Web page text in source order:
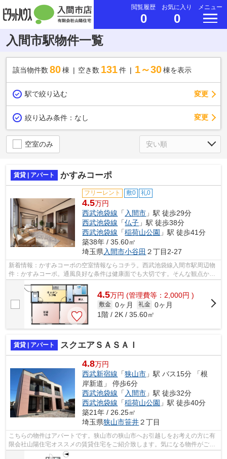
閲覧履歴
0
お気に入り
0
メニュー
入間市駅物件一覧
該当物件数 80棟 空き数 131 件 1～30 棟を表示
駅で絞り込む 変更
絞り込み条件： なし 変更
空室のみ
賃貸 | アパート かすみコーポ
フリーレント 敷0 礼0
4.5万円
西武池袋線 「 入間市 」駅 徒歩29分
西武池袋線 「仏子 」駅 徒歩38分
西武池袋線 「稲荷山公園 」駅 徒歩41分
築38年 / 35.60㎡
埼玉県入間市小谷田 ２丁目2-27
新着情報：かすみコーポの空室情報ならコチラ。西武池袋線入間市駅周辺物
件：かすみコーポ。通風良好な条件は健康面でも大切です。そんな観点から
もおすすめのアパートをご提供します...
4.5万円 (管理費等：2,000円 )
敷金 0ヶ月 礼金 0ヶ月
1階 / 2K / 35.60㎡
賃貸 | アパート スクエアＳＡＳＡＩ
4.8万円
西武新宿線 「狭山市 」駅 バス15分 「根
岸新道」 停歩6分
西武池袋線 「 入間市 」駅 徒歩32分
西武池袋線 「稲荷山公園 」駅 徒歩40分
築21年 / 26.25㎡
埼玉県狭山市笹井２丁目
こちらの物件はアパートです。狭山市の狭山市へお引越しをお考えの方に有
限会社山陽住宅オススメの賃貸住宅をご紹介致します。気になる物件がござ
いましたら、お気軽にお尋ねください。